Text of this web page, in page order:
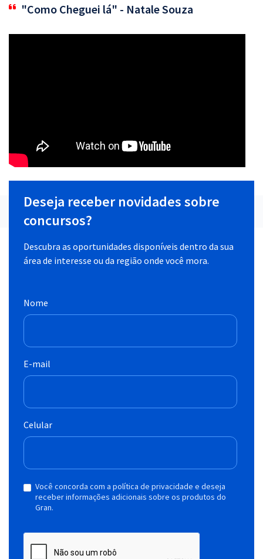
"Como Cheguei lá" - Natale Souza
Deseja receber novidades sobre
concursos?
Descubra as oportunidades disponíveis dentro da sua
área de interesse ou da região onde você mora.
Nome
E-mail
Celular
Você concorda com a política de privacidade e deseja
receber informações adicionais sobre os produtos do
Gran.